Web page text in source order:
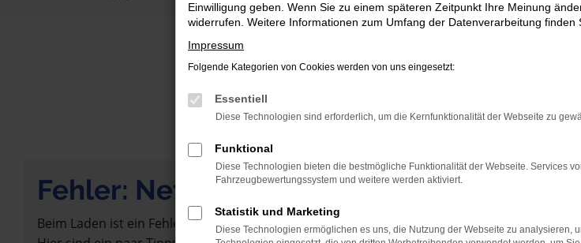
Fehler: Network Error
Beim Laden ist ein Fehler aufgetreten.
Einwilligung geben. Wenn Sie zu einem späteren Zeitpunkt Ihre Meinung
widerrufen. Weitere Informationen zum Umfang der Datenverarbeitung finden
Impressum
Folgende Kategorien von Cookies werden von uns eingesetzt:
Essentiell
Diese Technologien sind erforderlich, um die Kernfunktionalität der Webseite zu
Funktional
Diese Technologien bieten die bestmögliche Funktionalität der Webseite. Services
Fahrzeugbewertungssystem und weitere werden aktiviert.
Statistik und Marketing
Diese Technologien ermöglichen es uns, die Nutzung der Webseite zu analysieren,